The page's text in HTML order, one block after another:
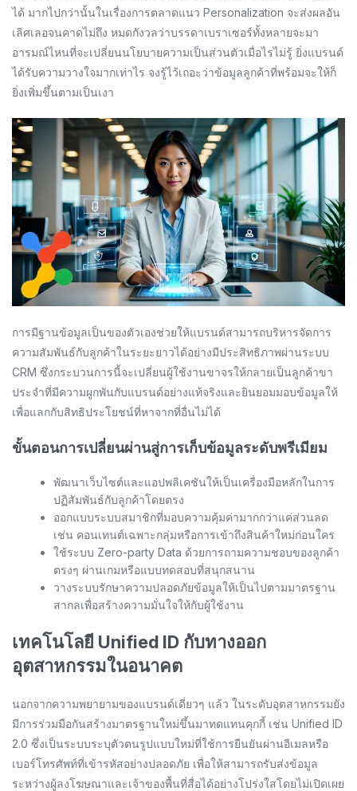
ได้ มากไปกว่านั้นในเรื่องการตลาดแนว Personalization จะส่งผลอัน
เลิศเลอจนคาดไม่ถึง หมดกังวลว่าบรรดาเบราเซอร์ทั้งหลายจะมา
อารมณ์ไหนที่จะเปลี่ยนนโยบายความเป็นส่วนตัวเมื่อไรไม่รู้ ยิ่งแบรนด์
ได้รับความวางใจมากเท่าไร จงรู้ไว้เถอะว่าข้อมูลลูกค้าที่พร้อมจะให้ก็
ยิ่งเพิ่มขึ้นตามเป็นเงา
การมีฐานข้อมูลเป็นของตัวเองช่วยให้แบรนด์สามารถบริหารจัดการ
ความสัมพันธ์กับลูกค้าในระยะยาวได้อย่างมีประสิทธิภาพผ่านระบบ
CRM ซึ่งกระบวนการนี้จะเปลี่ยนผู้ใช้งานขาจรให้กลายเป็นลูกค้าขา
ประจำที่มีความผูกพันกับแบรนด์อย่างแท้จริงและยินยอมมอบข้อมูลให้
เพื่อแลกกับสิทธิประโยชน์ที่หาจากที่อื่นไม่ได้
ขั้นตอนการเปลี่ยนผ่านสู่การเก็บข้อมูลระดับพรีเมียม
พัฒนาเว็บไซต์และแอปพลิเคชันให้เป็นเครื่องมือหลักในการ
ปฏิสัมพันธ์กับลูกค้าโดยตรง
ออกแบบระบบสมาชิกที่มอบความคุ้มค่ามากกว่าแค่ส่วนลด
เช่น คอนเทนต์เฉพาะกลุ่มหรือการเข้าถึงสินค้าใหม่ก่อนใคร
ใช้ระบบ Zero-party Data ด้วยการถามความชอบของลูกค้า
ตรงๆ ผ่านเกมหรือแบบทดสอบที่สนุกสนาน
วางระบบรักษาความปลอดภัยข้อมูลให้เป็นไปตามมาตรฐาน
สากลเพื่อสร้างความมั่นใจให้กับผู้ใช้งาน
เทคโนโลยี Unified ID กับทางออก
อุตสาหกรรมในอนาคต
นอกจากความพยายามของแบรนด์เดี่ยวๆ แล้ว ในระดับอุตสาหกรรมยัง
มีการร่วมมือกันสร้างมาตรฐานใหม่ขึ้นมาทดแทนคุกกี้ เช่น Unified ID
2.0 ซึ่งเป็นระบบระบุตัวตนรูปแบบใหม่ที่ใช้การยืนยันผ่านอีเมลหรือ
เบอร์โทรศัพท์ที่เข้ารหัสอย่างปลอดภัย เพื่อให้สามารถรับส่งข้อมูล
ระหว่างผู้ลงโฆษณาและเจ้าของพื้นที่สื่อได้อย่างโปร่งใสโดยไม่เปิดเผย